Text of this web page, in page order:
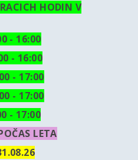
HODIN V
- 16:00
- 16:00
- 17:00
- 17:00
- 17:00
LETA